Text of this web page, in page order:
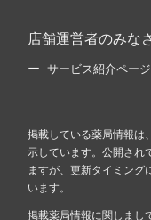
店舗運営者のみな
サービス紹介ページ
掲載している薬局情報は
示しています。公開され
ますが、更新タイミング
います。
掲載薬局情報に関しまし